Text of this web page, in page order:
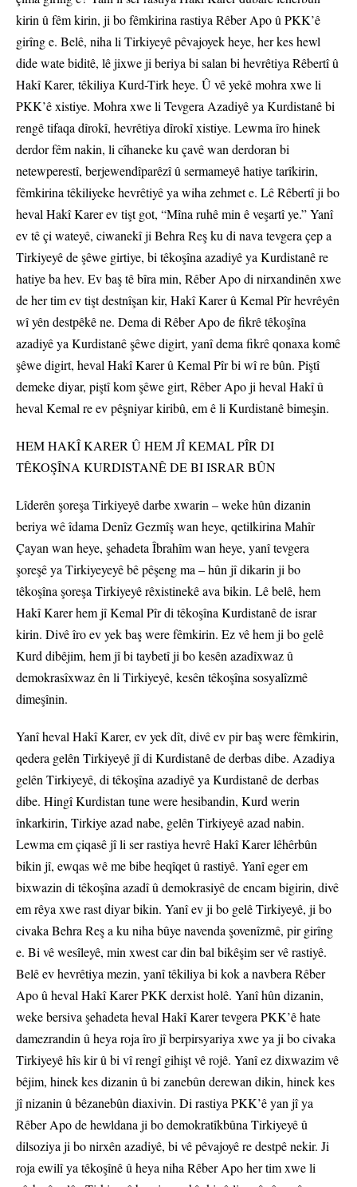
kirin û fêm kirin, ji bo fêmkirina rastiya Rêber Apo û PKK’ê
girîng e. Belê, niha li Tirkiyeyê pêvajoyek heye, her kes hewl
dide wate biditê, lê jixwe ji beriya bi salan bi hevrêtiya Rêbertî û
Hakî Karer, têkiliya Kurd-Tirk heye. Û vê yekê mohra xwe li
PKK’ê xistiye. Mohra xwe li Tevgera Azadiyê ya Kurdistanê bi
rengê tifaqa dîrokî, hevrêtiya dîrokî xistiye. Lewma îro hinek
derdor fêm nakin, li cîhaneke ku çavê wan derdoran bi
netewperestî, berjewendîparêzî û sermameyê hatiye tarîkirin,
fêmkirina têkiliyeke hevrêtiyê ya wiha zehmet e. Lê Rêbertî ji bo
heval Hakî Karer ev tişt got, “Mîna ruhê min ê veşartî ye.” Yanî
ev tê çi wateyê, ciwanekî ji Behra Reş ku di nava tevgera çep a
Tirkiyeyê de şêwe girtiye, bi têkoşîna azadiyê ya Kurdistanê re
hatiye ba hev. Ev baş tê bîra min, Rêber Apo di nirxandinên xwe
de her tim ev tişt destnîşan kir, Hakî Karer û Kemal Pîr hevrêyên
wî yên destpêkê ne. Dema di Rêber Apo de fikrê têkoşîna
azadiyê ya Kurdistanê şêwe digirt, yanî dema fikrê qonaxa komê
şêwe digirt, heval Hakî Karer û Kemal Pîr bi wî re bûn. Piştî
demeke diyar, piştî kom şêwe girt, Rêber Apo ji heval Hakî û
heval Kemal re ev pêşniyar kiribû, em ê li Kurdistanê bimeşin.
HEM HAKÎ KARER Û HEM JÎ KEMAL PÎR DI
TÊKOŞÎNA KURDISTANÊ DE BI ISRAR BÛN
Lîderên şoreşa Tirkiyeyê darbe xwarin – weke hûn dizanin
beriya wê îdama Denîz Gezmîş wan heye, qetilkirina Mahîr
Çayan wan heye, şehadeta Îbrahîm wan heye, yanî tevgera
şoreşê ya Tirkiyeyeyê bê pêşeng ma – hûn jî dikarin ji bo
têkoşîna şoreşa Tirkiyeyê rêxistinekê ava bikin. Lê belê, hem
Hakî Karer hem jî Kemal Pîr di têkoşîna Kurdistanê de israr
kirin. Divê îro ev yek baş were fêmkirin. Ez vê hem ji bo gelê
Kurd dibêjim, hem jî bi taybetî ji bo kesên azadîxwaz û
demokrasîxwaz ên li Tirkiyeyê, kesên têkoşîna sosyalîzmê
dimeşînin.
Yanî heval Hakî Karer, ev yek dît, divê ev pir baş were fêmkirin,
qedera gelên Tirkiyeyê jî di Kurdistanê de derbas dibe. Azadiya
gelên Tirkiyeyê, di têkoşîna azadiyê ya Kurdistanê de derbas
dibe. Hingî Kurdistan tune were hesibandin, Kurd werin
înkarkirin, Tirkiye azad nabe, gelên Tirkiyeyê azad nabin.
Lewma em çiqasê jî li ser rastiya hevrê Hakî Karer lêhêrbûn
bikin jî, ewqas wê me bibe heqîqet û rastiyê. Yanî eger em
bixwazin di têkoşîna azadî û demokrasiyê de encam bigirin, divê
em rêya xwe rast diyar bikin. Yanî ev ji bo gelê Tirkiyeyê, ji bo
civaka Behra Reş a ku niha bûye navenda şovenîzmê, pir girîng
e. Bi vê wesîleyê, min xwest car din bal bikêşim ser vê rastiyê.
Belê ev hevrêtiya mezin, yanî têkiliya bi kok a navbera Rêber
Apo û heval Hakî Karer PKK derxist holê. Yanî hûn dizanin,
weke bersiva şehadeta heval Hakî Karer tevgera PKK’ê hate
damezrandin û heya roja îro jî berpirsyariya xwe ya ji bo civaka
Tirkiyeyê hîs kir û bi vî rengî gihişt vê rojê. Yanî ez dixwazim vê
bêjim, hinek kes dizanin û bi zanebûn derewan dikin, hinek kes
jî nizanin û bêzanebûn diaxivin. Di rastiya PKK’ê yan jî ya
Rêber Apo de hewldana ji bo demokratîkbûna Tirkiyeyê û
dilsoziya ji bo nirxên azadiyê, bi vê pêvajoyê re destpê nekir. Ji
roja ewilî ya têkoşînê û heya niha Rêber Apo her tim xwe li